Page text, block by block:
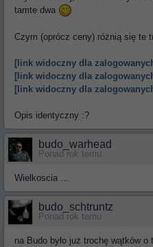
tamte dwa
Czym (oprócz ceny) różnią się te
[link widoczny dla
[link widoczny dla
[link widoczny dla
Opis identyczny :?
budo_warhead
Ponad rok temu
Wielkoscia ...
budo_schtruntz
Ponad rok temu
na Budo było już trochę wątków o